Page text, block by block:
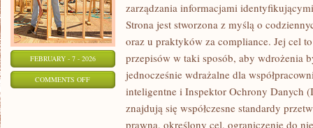
FEBRUARY - 7 - 2026
COMMENTS OFFON
zarządzania informacjami
Strona jest stworzona z myślą o
oraz u praktyków za compliance. Jej cel
przepisów w taki sposób, aby wdrożenia
jednocześnie wdrażalne dla
inteligentne i Inspektor Ochrony Danych
znajdują się współczesne standardy
prawna, określony cel, ograniczenie do